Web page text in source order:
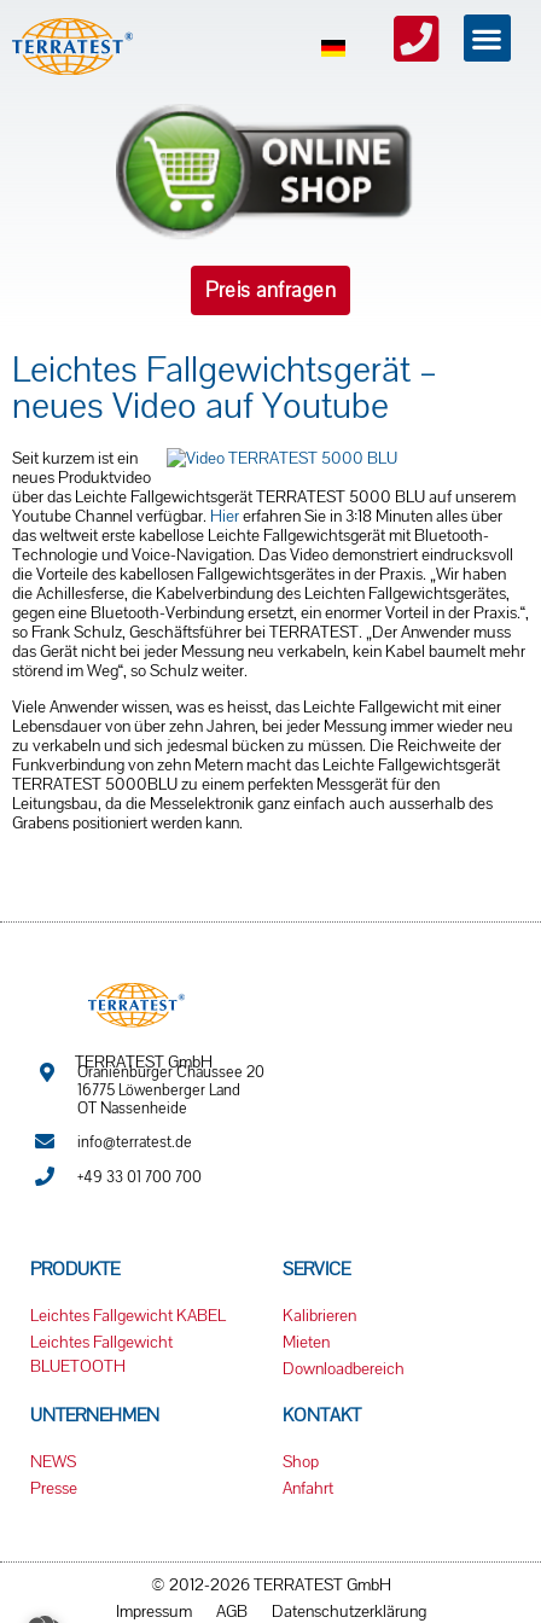
Preis anfragen
Leichtes Fallgewichtsgerät –
neues Video auf Youtube
Seit kurzem ist ein
neues Produktvideo
über das Leichte Fallgewichtsgerät TERRATEST 5000 BLU auf unserem
Youtube Channel verfügbar. Hiererfahren Sie in 3:18 Minuten alles über
das weltweit erste kabellose Leichte Fallgewichtsgerät mit Bluetooth-
Technologie und Voice-Navigation. Das Video demonstriert eindrucksvoll
die Vorteile des kabellosen Fallgewichtsgerätes in der Praxis. „Wir haben
die Achillesferse, die Kabelverbindung des Leichten Fallgewichtsgerätes,
gegen eine Bluetooth-Verbindung ersetzt, ein enormer Vorteil in der Praxis.“,
so Frank Schulz, Geschäftsführer bei TERRATEST. „Der Anwender muss
das Gerät nicht bei jeder Messung neu verkabeln, kein Kabel baumelt mehr
störend im Weg“, so Schulz weiter.
Viele Anwender wissen, was es heisst, das Leichte Fallgewicht mit einer
Lebensdauer von über zehn Jahren, bei jeder Messung immer wieder neu
zu verkabeln und sich jedesmal bücken zu müssen. Die Reichweite der
Funkverbindung von zehn Metern macht das Leichte Fallgewichtsgerät
TERRATEST 5000BLU zu einem perfekten Messgerät für den
Leitungsbau, da die Messelektronik ganz einfach auch ausserhalb des
Grabens positioniert werden kann.
TERRATEST GmbH
Oranienburger Chaussee 20
16775 Löwenberger Land
OT Nassenheide
info@terratest.de
+49 33 01 700 700
PRODUKTE
Leichtes Fallgewicht KABEL
Leichtes Fallgewicht
BLUETOOTH
SERVICE
Kalibrieren
Mieten
Downloadbereich
UNTERNEHMEN
NEWS
Presse
KONTAKT
Shop
Anfahrt
© 2012-2026 TERRATEST GmbH
Impressum
AGB Datenschutzerklärung